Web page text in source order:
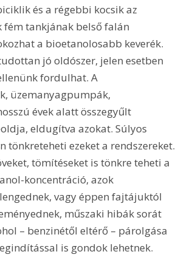
és a régebbi kocsik az
fém tankjának belső falán
a bioetanolosabb keverék.
jó oldószer, jelen esetben
fordulhat. A
üzemanyagpumpák,
évek alatt összegyűlt
eldugítva azokat. Súlyos
tönkreteheti ezeket a rendszereket.
tömítéseket is tönkre teheti a
koncentráció, azok
vagy éppen fajtájuktól
műszaki hibák sorát
– benzinétől eltérő – párolgása
is gondok lehetnek.